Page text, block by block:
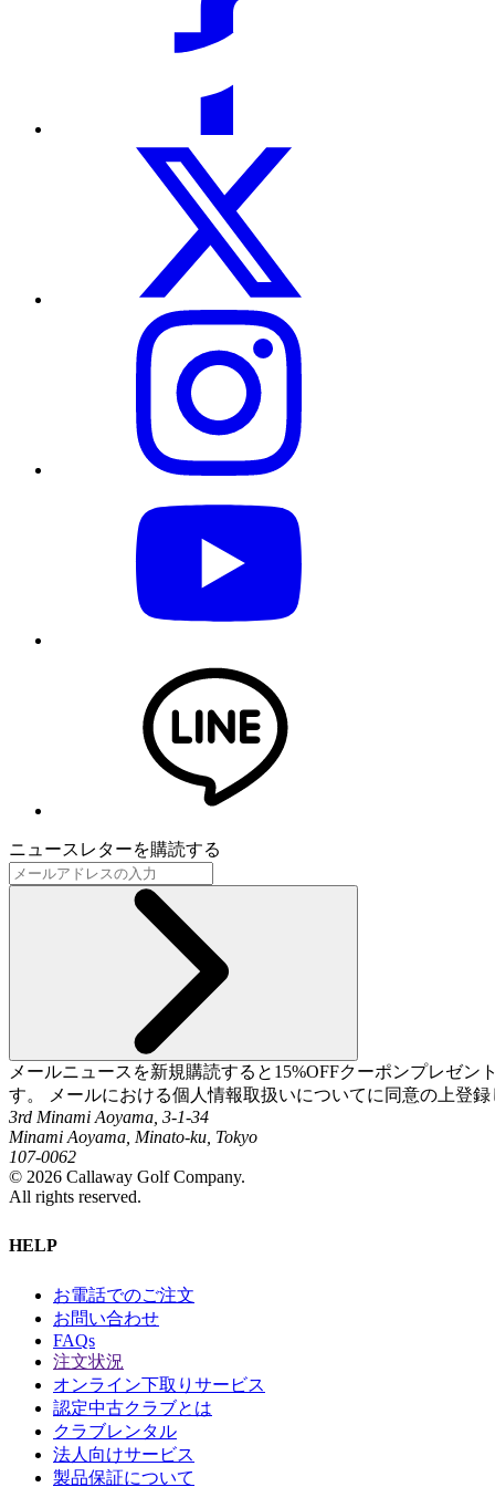
ニュースレターを購読する
メールニュースを新規購読すると15%OFFクーポンプレゼ
す。 メールにおける個人情報取扱いについてに同意の上登
3rd Minami Aoyama, 3-1-34
Minami Aoyama, Minato-ku, Tokyo
107-0062
© 2026 Callaway Golf Company.
All rights reserved.
HELP
お電話でのご注文
お問い合わせ
FAQs
注文状況
オンライン下取りサービス
認定中古クラブとは
クラブレンタル
法人向けサービス
製品保証について